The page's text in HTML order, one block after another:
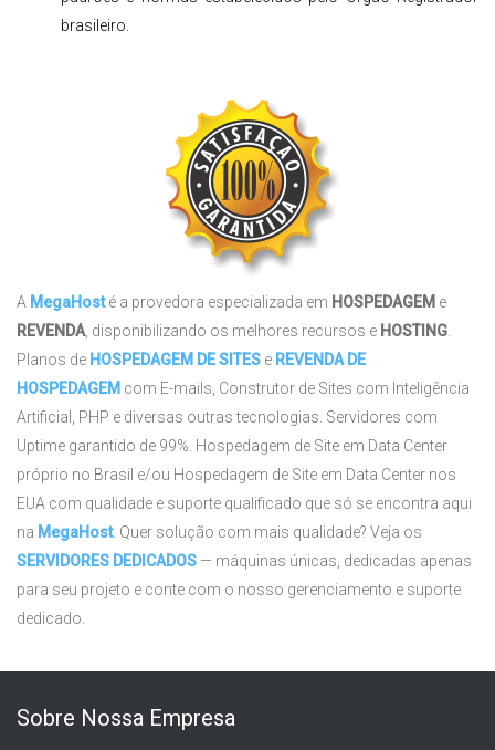
brasileiro.
A MegaHost é a provedora especializada em HOSPEDAGEM e
REVENDA , disponibilizando os melhores recursos e HOSTING
Planos de HOSPEDAGEM DE SITES e REVENDA DE
HOSPEDAGEM com E-mails, Construtor de Sites com Inteligência
Artificial, PHP e diversas outras tecnologias. Servidores com
Uptime garantido de 99%. Hospedagem de Site em Data Center
próprio no Brasil e/ou Hospedagem de Site em Data Center nos
EUA com qualidade e suporte qualificado que só se encontra aqui
na MegaHost. Quer solução com mais qualidade? Veja os
SERVIDORES DEDICADOS — máquinas únicas, dedicadas apenas
para seu projeto e conte com o nosso gerenciamento e suporte
dedicado.
Sobre Nossa Empresa